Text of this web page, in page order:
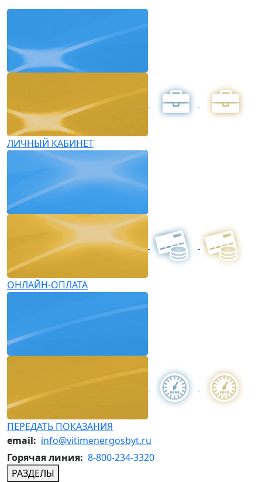
ЛИЧНЫЙ КАБИНЕТ
ОНЛАЙН-ОПЛАТА
ПЕРЕДАТЬ ПОКАЗАНИЯ
email: info@vitimenergosbyt.ru
Горячая линия: 8-800-234-3320
РАЗДЕЛЫ